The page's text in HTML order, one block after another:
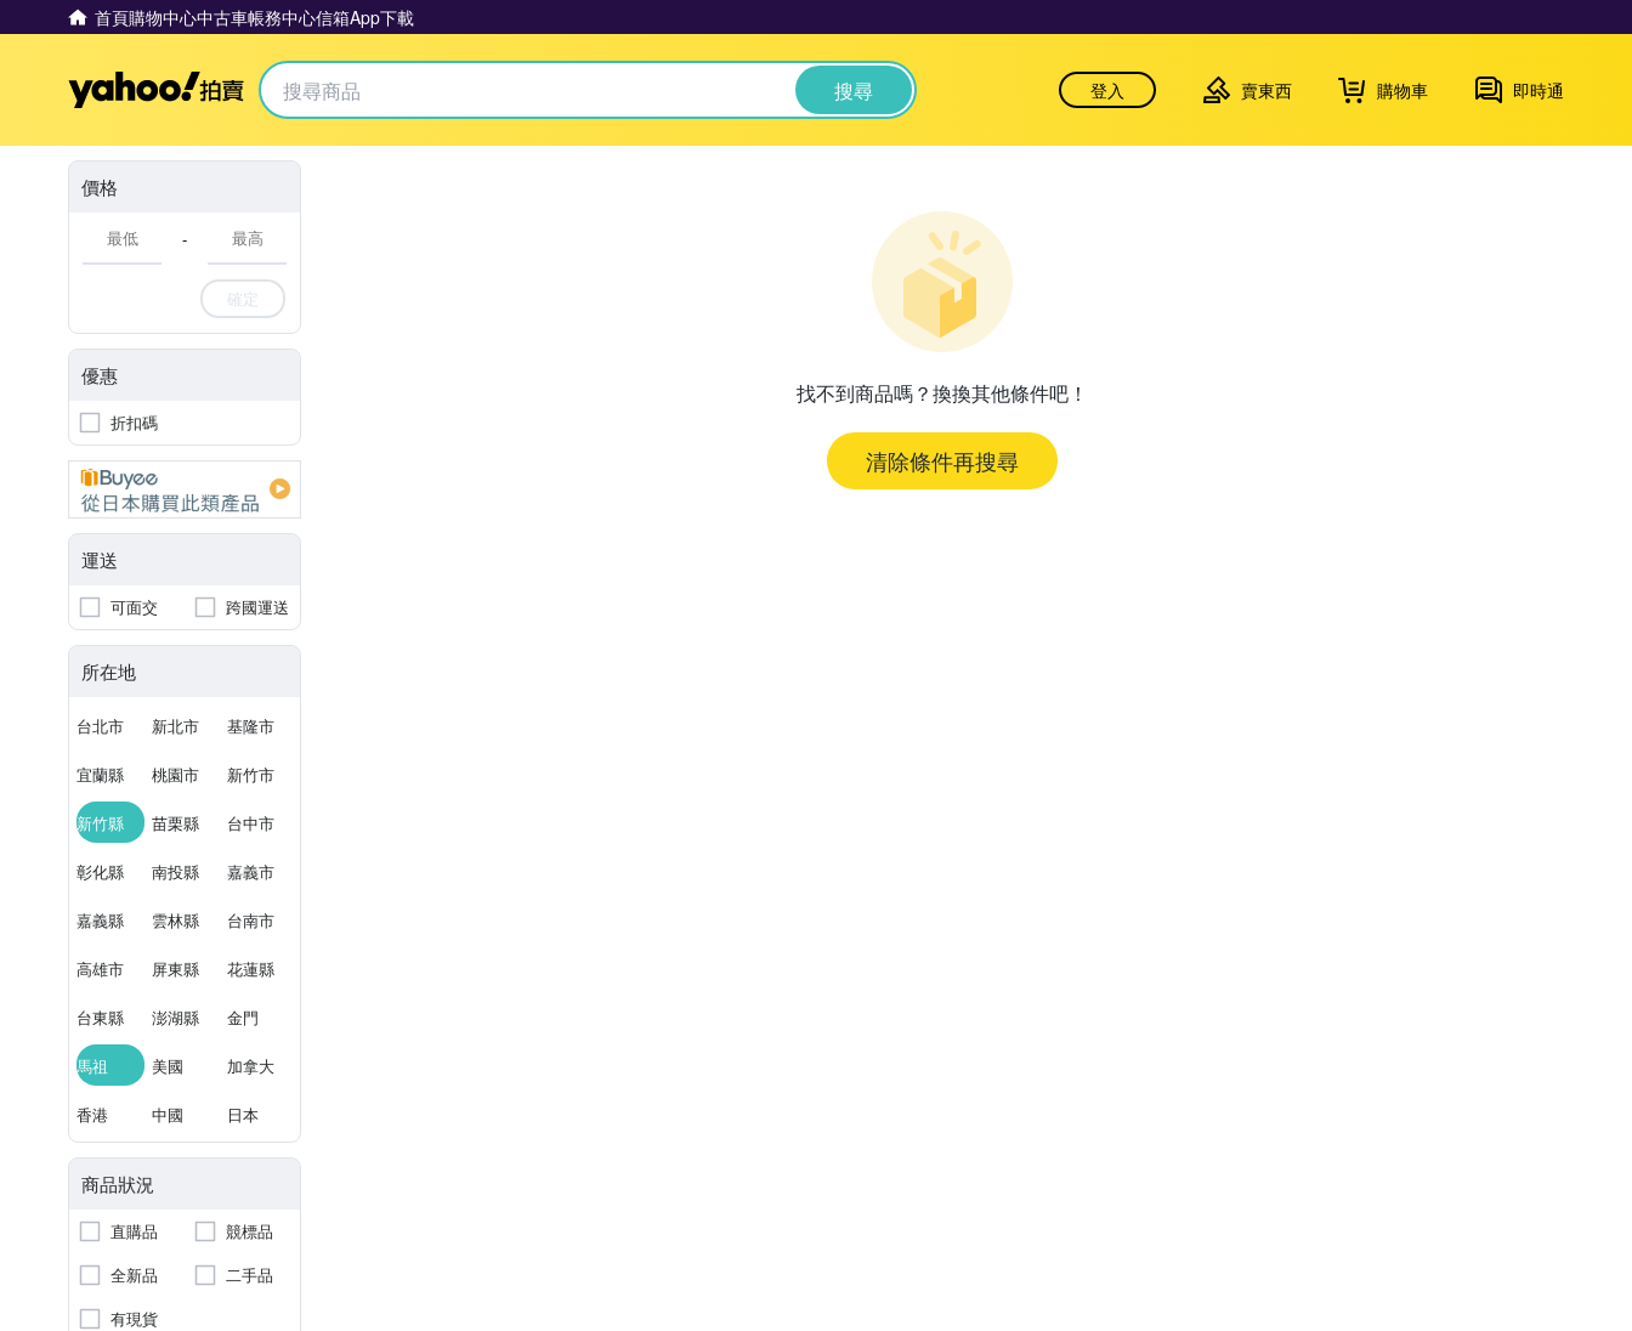
首頁購物中心中古車帳務中心信箱App下載
Yahoo拍賣 搜尋 登入 賣東西 購物車 即時通
價格
-
確定
優惠
折扣碼
運送
可面交 跨國運送
所在地
台北市 新北市 基隆市
宜蘭縣 桃園市 新竹市
新竹縣 苗栗縣 台中市
彰化縣 南投縣 嘉義市
嘉義縣 雲林縣 台南市
高雄市 屏東縣 花蓮縣
台東縣 澎湖縣 金門
馬祖 美國 加拿大
香港 中國 日本
商品狀況
直購品
競標品
全新品
二手品
有現貨
找不到商品嗎？換換其他條件吧！
清除條件再搜尋